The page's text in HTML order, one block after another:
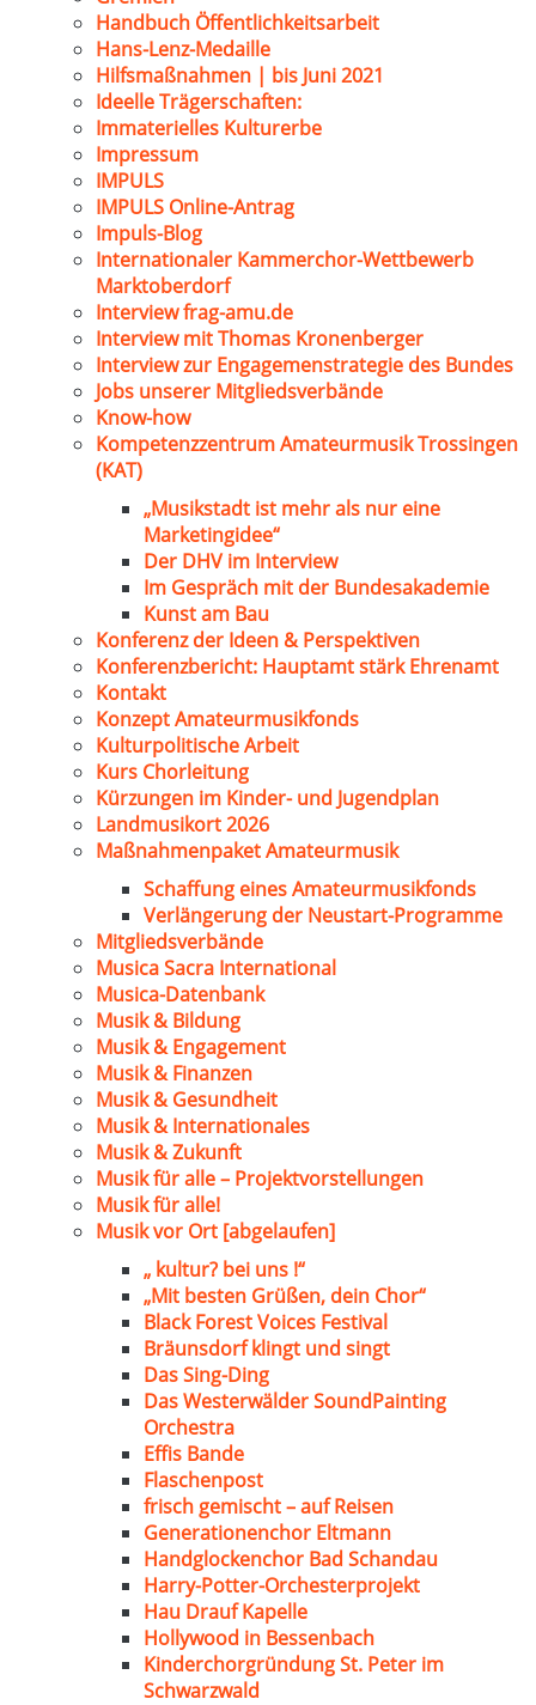
Handbuch Öffentlichkeitsarbeit
Hans-Lenz-Medaille
Hilfsmaßnahmen | bis Juni 2021
Ideelle Trägerschaften:
Immaterielles Kulturerbe
Impressum
IMPULS
IMPULS Online-Antrag
Impuls-Blog
Internationaler Kammerchor-Wettbewerb
Marktoberdorf
Interview frag-amu.de
Interview mit Thomas Kronenberger
Interview zur Engagemenstrategie des Bundes
Jobs unserer Mitgliedsverbände
Know-how
Kompetenzzentrum Amateurmusik Trossingen
(KAT)
„Musikstadt ist mehr als nur eine
Marketingidee“
Der DHV im Interview
Im Gespräch mit der Bundesakademie
Kunst am Bau
Konferenz der Ideen & Perspektiven
Konferenzbericht: Hauptamt stärk Ehrenamt
Kontakt
Konzept Amateurmusikfonds
Kulturpolitische Arbeit
Kurs Chorleitung
Kürzungen im Kinder- und Jugendplan
Landmusikort 2026
Maßnahmenpaket Amateurmusik
Schaffung eines Amateurmusikfonds
Verlängerung der Neustart-Programme
Mitgliedsverbände
Musica Sacra International
Musica-Datenbank
Musik & Bildung
Musik & Engagement
Musik & Finanzen
Musik & Gesundheit
Musik & Internationales
Musik & Zukunft
Musik für alle – Projektvorstellungen
Musik für alle!
Musik vor Ort [abgelaufen]
„ kultur? bei uns !“
„Mit besten Grüßen, dein Chor“
Black Forest Voices Festival
Bräunsdorf klingt und singt
Das Sing-Ding
Das Westerwälder SoundPainting
Orchestra
Effis Bande
Flaschenpost
frisch gemischt – auf Reisen
Generationenchor Eltmann
Handglockenchor Bad Schandau
Harry-Potter-Orchesterprojekt
Hau Drauf Kapelle
Hollywood in Bessenbach
Kinderchorgründung St. Peter im
Schwarzwald